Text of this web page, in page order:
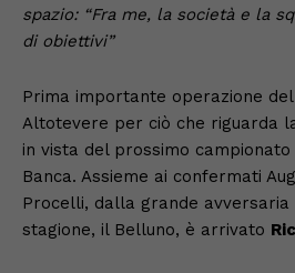
spazio: “Fra me, la società e la
di obiettivi”
Prima importante operazione
Altotevere per ciò che riguarda
in vista del prossimo campionato
Banca. Assieme ai confermati
Procelli, dalla grande
stagione, il Belluno, è arrivato